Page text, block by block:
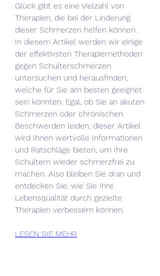
Glück gibt es eine Vielzahl von
Therapien, die bei der Linderung
dieser Schmerzen helfen können.
In diesem Artikel werden wir einige
der effektivsten Therapiemethoden
gegen Schulterschmerzen
untersuchen und herausfinden,
welche für Sie am besten geeignet
sein könnten. Egal, ob Sie an akuten
Schmerzen oder chronischen
Beschwerden leiden, dieser Artikel
wird Ihnen wertvolle Informationen
und Ratschläge bieten, um Ihre
Schultern wieder schmerzfrei zu
machen. Also bleiben Sie dran und
entdecken Sie, wie Sie Ihre
Lebensqualität durch gezielte
Therapien verbessern können.
LESEN SIE MEHR